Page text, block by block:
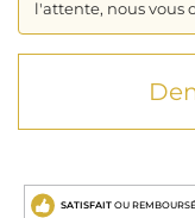
l'attente, nous vous
SATISFAIT OU REMBOURSÉ